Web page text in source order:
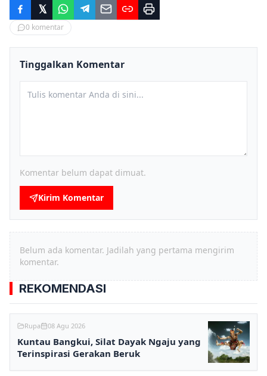
0 komentar
Tinggalkan Komentar
Komentar belum dapat dimuat.
Kirim Komentar
Belum ada komentar. Jadilah yang pertama mengirim
komentar.
REKOMENDASI
Rupa 08 Agu 2026
Kuntau Bangkui, Silat Dayak Ngaju yang
Terinspirasi Gerakan Beruk